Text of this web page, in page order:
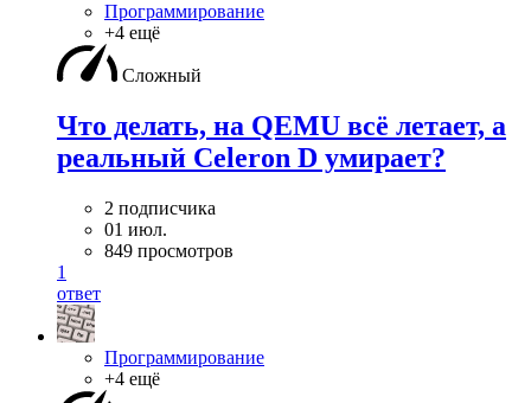
Программирование
+4 ещё
Сложный
Что делать, на QEMU всё летает, а
реальный Celeron D умирает?
2 подписчика
01 июл.
849 просмотров
1
ответ
Программирование
+4 ещё